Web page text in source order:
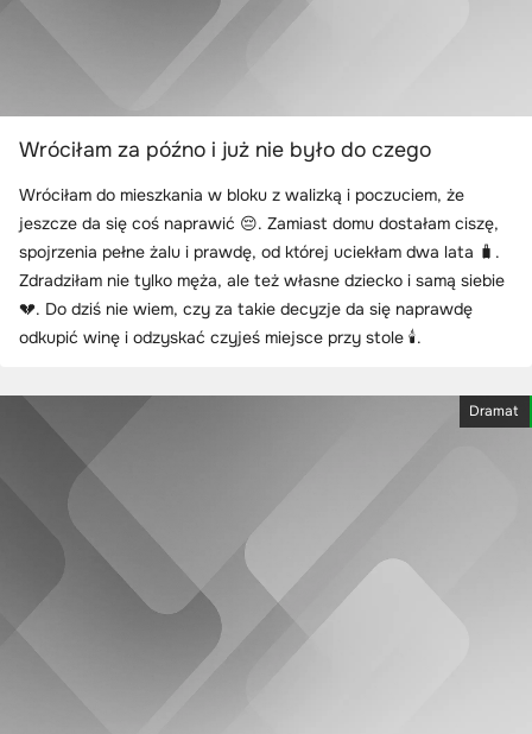
Wróciłam za późno i już nie było do czego
Wróciłam do mieszkania w bloku z walizką i poczuciem, że
jeszcze da się coś naprawić 😔. Zamiast domu dostałam ciszę,
spojrzenia pełne żalu i prawdę, od której uciekłam dwa lata 🧳.
Zdradziłam nie tylko męża, ale też własne dziecko i samą siebie
💔. Do dziś nie wiem, czy za takie decyzje da się naprawdę
odkupić winę i odzyskać czyjeś miejsce przy stole 🕯️.
Dramat